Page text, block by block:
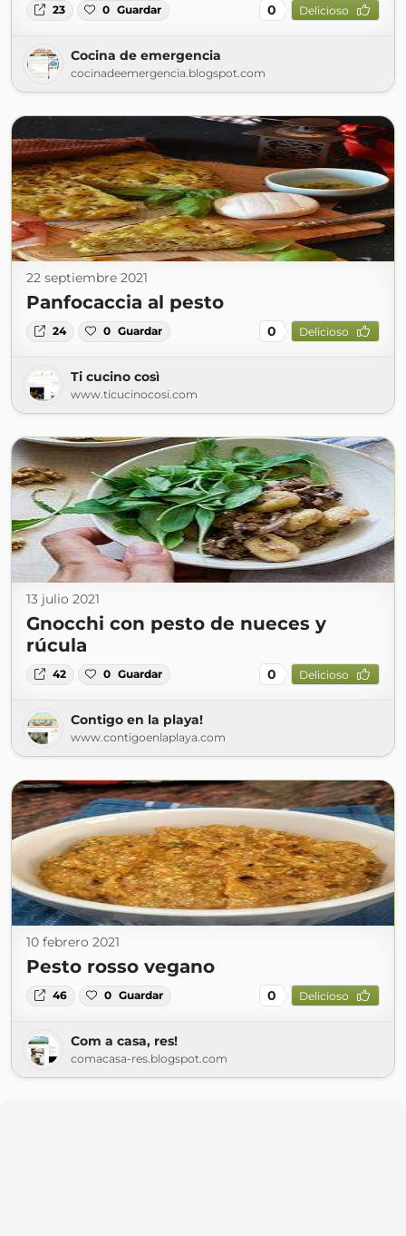
23 0 Guardar 0 Delicioso
Cocina de emergencia
cocinadeemergencia.blogspot.com
22 septiembre 2021
Panfocaccia al pesto
24 0 Guardar 0 Delicioso
Ti cucino così
www.ticucinocosi.com
13 julio 2021
Gnocchi con pesto de nueces y
rúcula
42 0 Guardar 0 Delicioso
Contigo en la playa!
www.contigoenlaplaya.com
10 febrero 2021
Pesto rosso vegano
46 0 Guardar 0 Delicioso
Com a casa, res!
comacasa-res.blogspot.com